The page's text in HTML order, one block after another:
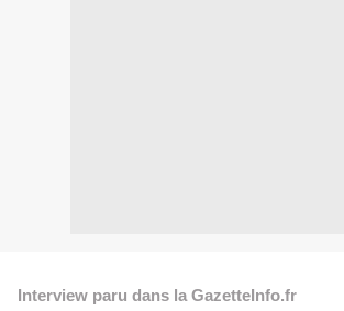
Interview paru dans la GazetteInfo.fr